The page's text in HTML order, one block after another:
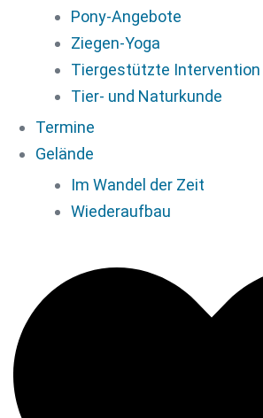
Pony-Angebote
Ziegen-Yoga
Tiergestützte Intervention
Tier- und Naturkunde
Termine
Gelände
Im Wandel der Zeit
Wiederaufbau